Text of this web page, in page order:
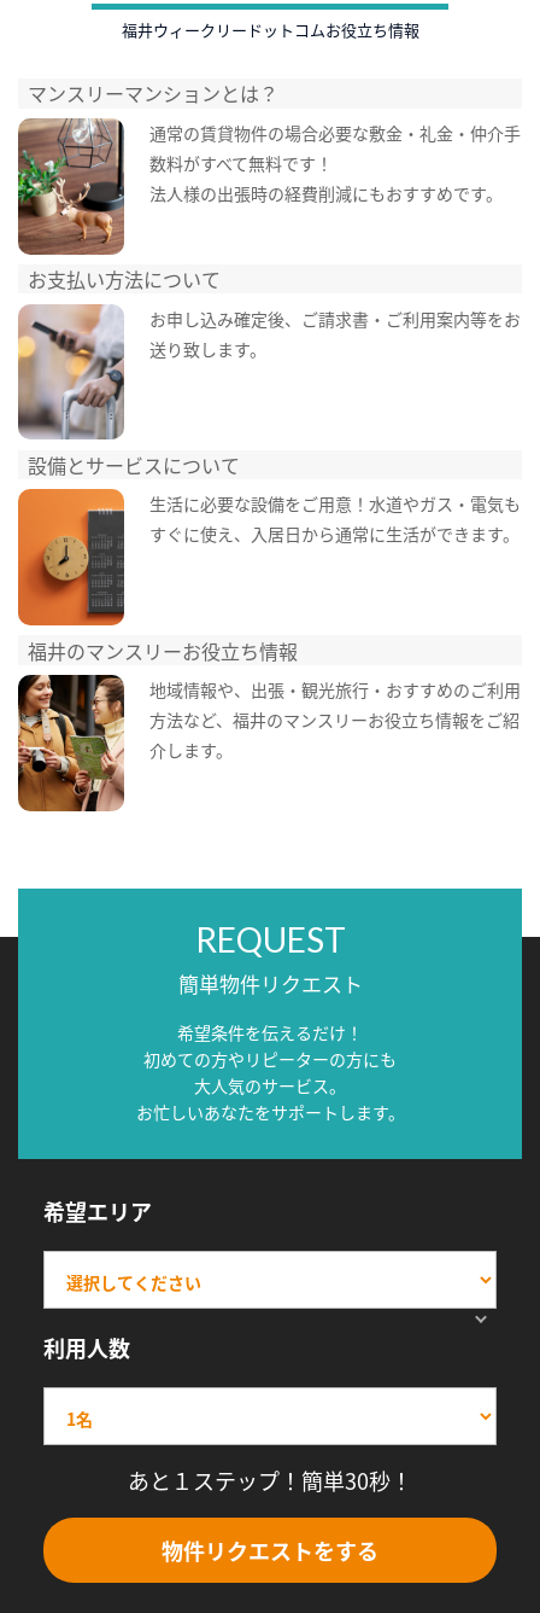
福井ウィークリードットコムお役立ち情報
マンスリーマンションとは？
通常の賃貸物件の場合必要な敷金・礼金・仲介手
数料がすべて無料です！
法人様の出張時の経費削減にもおすすめです。
お支払い方法について
お申し込み確定後、ご請求書・ご利用案内等をお
送り致します。
設備とサービスについて
生活に必要な設備をご用意！水道やガス・電気も
すぐに使え、入居日から通常に生活ができます。
福井のマンスリーお役立ち情報
地域情報や、出張・観光旅行・おすすめのご利用
方法など、福井のマンスリーお役立ち情報をご紹
介します。
REQUEST
簡単物件リクエスト
希望条件を伝えるだけ！
初めての方やリピーターの方にも
大人気のサービス。
お忙しいあなたをサポートします。
希望エリア
利用人数
あと１ステップ！簡単30秒！
物件リクエストをする